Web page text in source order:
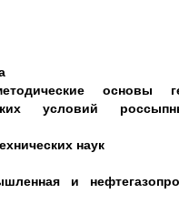
основы
условий
наук
и